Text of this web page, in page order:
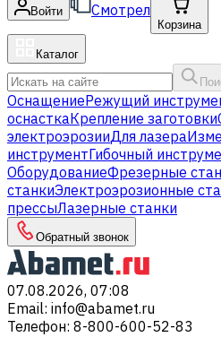
Войти Смотрел
Корзина
Каталог
ОснащениеРежущий
оснасткаКрепление заготовки
электроэрозииДля лазера
инструментГибочный
ОборудованиеФрезерные
станкиЭлектроэрозионные
прессыЛазерные станки
Обратный звонок
07.08.2026, 07:08
Email: info@abamet.ru
Телефон: 8-800-600-52-83